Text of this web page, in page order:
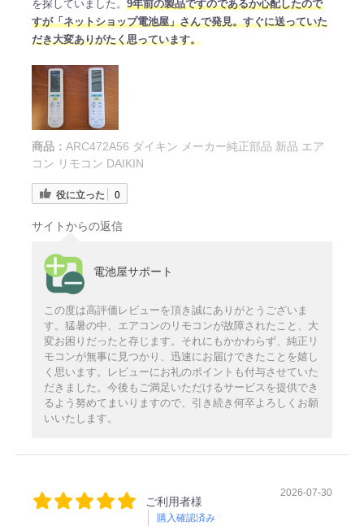
を探していました。 9年前の製品ですのであるか心配したので
すが「ネットショップ電池屋」さんで発見。すぐに送っていた
だき大変ありがたく思っています。
商品： ARC472A56 ダイキン メーカー純正部品 新品 エア
コン リモコン DAIKIN
役に立った 0
サイトからの返信
電池屋サポート
この度は高評価レビューを頂き誠にありがとうございま
す。猛暑の中、エアコンのリモコンが故障されたこと、大
変お困りだったと存じます。それにもかかわらず、純正リ
モコンが無事に見つかり、迅速にお届けできたことを嬉し
く思います。レビューにお礼のポイントも付与させていた
だきました。今後もご満足いただけるサービスを提供でき
るよう努めてまいりますので、引き続き何卒よろしくお願
いいたします。
ご利用者様
購入確認済み
2026-07-30